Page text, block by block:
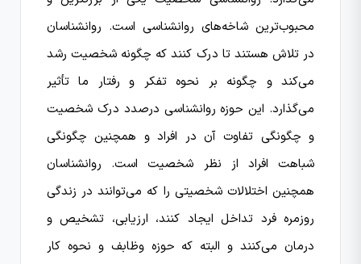
محبوب‌ترین شاخه‌های روانشناسی است. روانشناسان
در تلاش هستند تا درک کنند که چگونه شخصیت رشد
می‌کند و چگونه بر نحوه تفکر و رفتار ما تأثیر
می‌گذارد. این حوزه روانشناسی درصدد درک شخصیت
و چگونگی تفاوت آن در افراد و همچنین چگونگی
شباهت افراد از نظر شخصیت است. روانشناسان
همچنین اختلالات شخصیتی را که می‌توانند در زندگی
روزمره فرد تداخل ایجاد کنند، ارزیابی، تشخیص و
درمان می‌کنند و البته که حوزه وظابف و نحوه کار